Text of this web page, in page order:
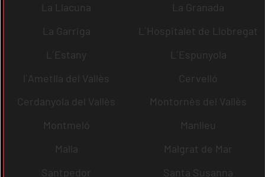
La Llacuna
La Granada
La Garriga
L´Hospitalet de Llobregat
L´Estany
L´Espunyola
l´Ametlla del Vallès
Cervelló
Cerdanyola del Vallès
Montornès del Vallès
Montmeló
Manlleu
Malla
Malgrat de Mar
Santpedor
Santa Susanna